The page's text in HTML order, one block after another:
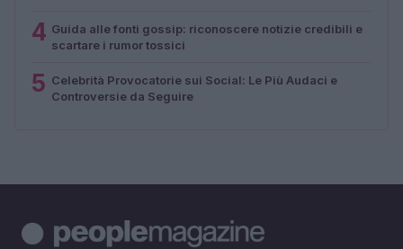
4 Guida alle fonti gossip: riconoscere notizie credibili e
scartare i rumor tossici
5 Celebrità Provocatorie sui Social: Le Più Audaci e
Controversie da Seguire